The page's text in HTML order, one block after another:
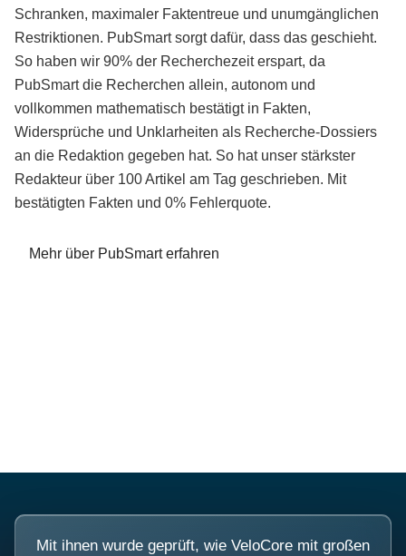
Schranken, maximaler Faktentreue und unumgänglichen
Restriktionen. PubSmart sorgt dafür, dass das geschieht.
So haben wir 90% der Recherchezeit erspart, da
PubSmart die Recherchen allein, autonom und
vollkommen mathematisch bestätigt in Fakten,
Widersprüche und Unklarheiten als Recherche-Dossiers
an die Redaktion gegeben hat. So hat unser stärkster
Redakteur über 100 Artikel am Tag geschrieben. Mit
bestätigten Fakten und 0% Fehlerquote.
Mehr über PubSmart erfahren
Mit ihnen wurde geprüft, wie VeloCore mit großen